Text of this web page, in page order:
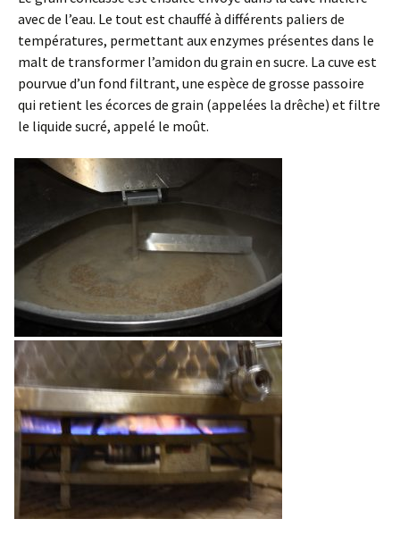
avec de l’eau. Le tout est chauffé à différents paliers de
températures, permettant aux enzymes présentes dans le
malt de transformer l’amidon du grain en sucre. La cuve est
pourvue d’un fond filtrant, une espèce de grosse passoire
qui retient les écorces de grain (appelées la drêche) et filtre
le liquide sucré, appelé le moût.